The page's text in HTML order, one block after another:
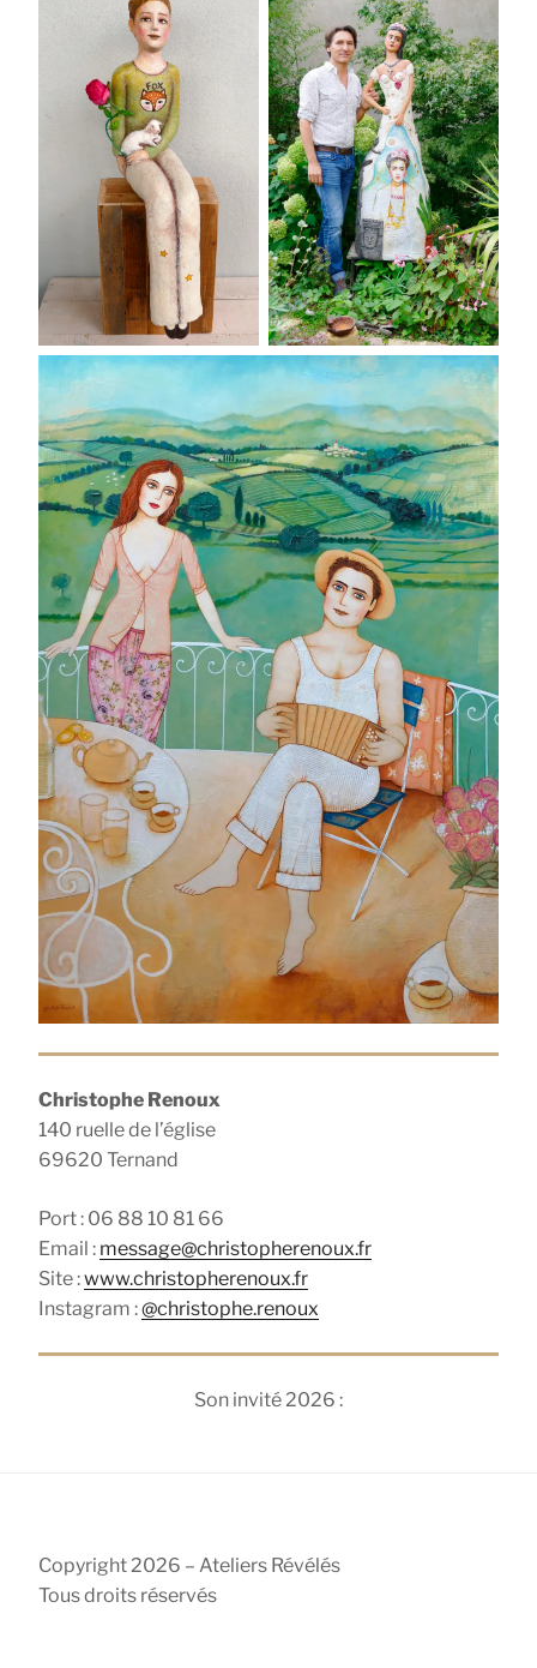
Christophe Renoux
140 ruelle de l’église
69620 Ternand
Port : 06 88 10 81 66
Email : message@christopherenoux.fr
Site :www.christopherenoux.fr
Instagram :@christophe.renoux
Son invité 2026 :
Copyright 2026 – Ateliers Révélés
Tous droits réservés